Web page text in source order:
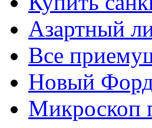
Азартный
Все
Новый
Микроскоп